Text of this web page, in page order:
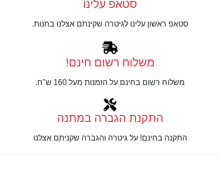
סטאפ עלינו
סטאפ ראשון עלינו לגיטרה שקינתם אצלנו בחנות.
משלוח רשום חינם!
משלוח רשום בחינם על הזמנות מעל 160 ש"ח.
התקנת הגברה במתנה
התקנה בחינם! על גיטרה והגברה שקניתם אצלנו